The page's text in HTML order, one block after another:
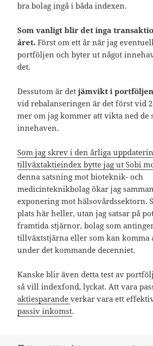
bra bolag ingå i båda indexen.
Som vanligt blir det inga
året. Först om ett år när jag
portföljen och byter ut något
det.
Dessutom är detjämvikt i
vid rebalanseringen är det först vid
mer om jag kommer att vikta ned de
innehaven.
Som jag skrev i den årliga
tillväxtaktieindex bytte jag ut Sobi
denna satsning mot bioteknik- och
medicinteknikbolag ökar jag
exponering mot hälsovårdssektorn.
plats här heller, utan jag satsar på
framtida stjärnor, bolag som
tillväxtstjärna eller som kan komma
under det kommande decenniet.
Kanske blir även detta test av
så vill indexfond, lyckat. Att vara
aktiesparandeverkar vara ett
passiv inkomst.